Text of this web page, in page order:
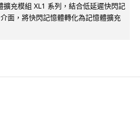
擴充模組 XL1 系列，結合低延遲快閃記
面，將快閃記憶體轉化為記憶體擴充